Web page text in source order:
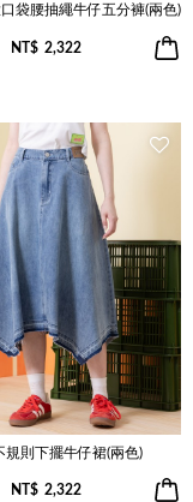
袋腰抽繩牛仔五分褲(兩色)
NT$ 2,322
規則下擺牛仔裙(兩色)
NT$ 2,322